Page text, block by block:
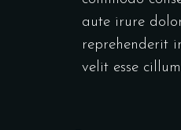
aute irure
reprehenderit
velit esse